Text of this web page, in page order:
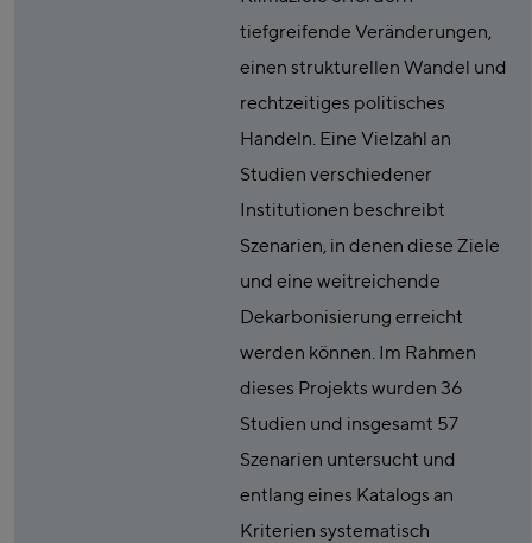
tiefgreifende Veränderungen,
einen strukturellen Wandel und
rechtzeitiges politisches
Handeln. Eine Vielzahl an
Studien verschiedener
Institutionen beschreibt
Szenarien, in denen diese Ziele
und eine weitreichende
Dekarbonisierung erreicht
werden können. Im Rahmen
dieses Projekts wurden 36
Studien und insgesamt 57
Szenarien untersucht und
entlang eines Katalogs an
Kriterien systematisch